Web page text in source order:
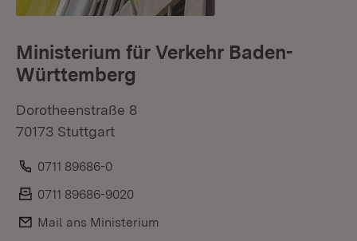
Ministerium für Verkehr Baden-
Württemberg
Dorotheenstraße 8
70173 Stuttgart
Telefon:
0711 89686-0
Fax:
0711 89686-9020
E-Mail:
Mail ans Ministerium